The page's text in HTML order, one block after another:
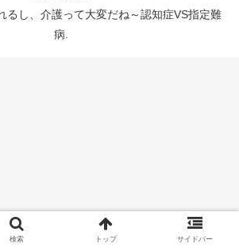
るし、介護って大変だね～認知症VS指定難
病.
検索 トップ サイドバー